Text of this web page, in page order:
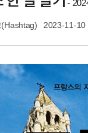
-
2023-11-10